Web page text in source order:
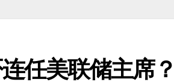
任美联储主席